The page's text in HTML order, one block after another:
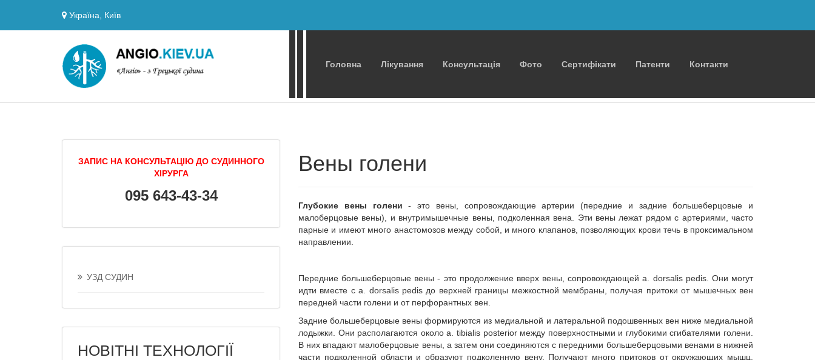
Україна, Київ
Головна Лікування Консультація Фото Сертифікати Патенти Контакти
ЗАПИС НА КОНСУЛЬТАЦІЮ ДО СУДИННОГО
ХІРУРГА
095 643-43-34
УЗД СУДИН
НОВІТНІ ТЕХНОЛОГІЇ
Вены голени
Глубокие вены голени - это вены, сопровождающие артерии (передние и задние большеберцовые и
малоберцовые вены), и внутримышечные вены, подколенная вена. Эти вены лежат рядом с артериями, часто
парные и имеют много анастомозов между собой, и много клапанов, позволяющих крови течь в проксимальном
направлении.
Передние большеберцовые вены - это продолжение вверх вены, сопровождающей a. dorsalis pedis. Они могут
идти вместе с a. dorsalis pedis до верхней границы межкостной мембраны, получая притоки от мышечных вен
передней части голени и от перфорантных вен.
Задние большеберцовые вены формируются из медиальной и латеральной подошвенных вен ниже медиальной
лодыжки. Они располагаются около a. tibialis posterior между поверхностными и глубокими сгибателями голени.
В них впадают малоберцовые вены, а затем они соединяются с передними большеберцовыми венами в нижней
части подколенной области и образуют подколенную вену. Получают много притоков от окружающих мышц,